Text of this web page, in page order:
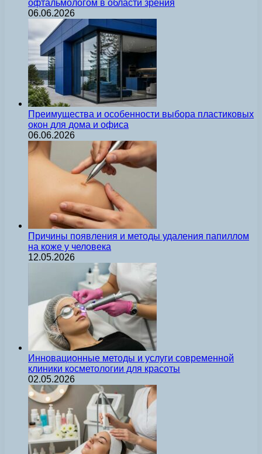
офтальмологом в области зрения
06.06.2026
Преимущества и особенности выбора пластиковых
окон для дома и офиса
06.06.2026
Причины появления и методы удаления папиллом
на коже у человека
12.05.2026
Инновационные методы и услуги современной
клиники косметологии для красоты
02.05.2026